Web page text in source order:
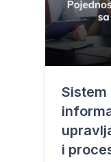
Sistem
i